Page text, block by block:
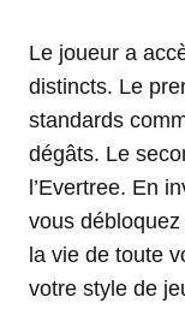
Le joueur a
distincts. Le
standards
dégâts. Le
l’Evertree. En
vous
la vie de toute
votre style de